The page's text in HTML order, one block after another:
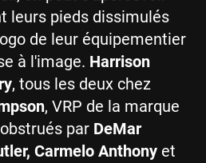
leurs pieds dissimulés
de leur équipementier
à l'image. Harrison
, tous les deux chez
, VRP de la marque
par DeMar
Carmelo Anthony et